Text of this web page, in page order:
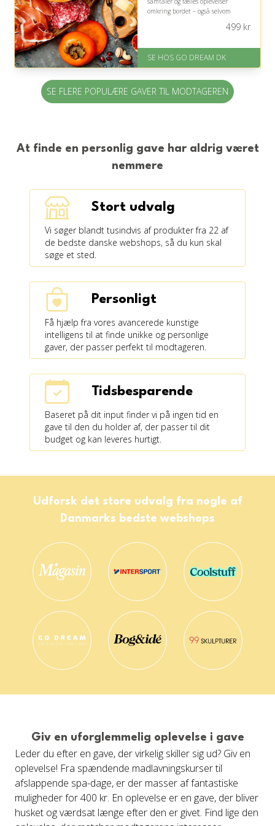
omkring bordet – også selvom
På lager
Levering: E-gavekort kan leveres
499kr
SE HOS GO DREAM DK
SE FLERE POPULÆRE GAVER TIL MODTAGEREN
At finde en personlig gave har aldrig været
nemmere
Stort udvalg
Vi søger blandt tusindvis af produkter fra 22 af
de bedste danske webshops, så du kun skal
søge et sted.
Personligt
Få hjælp fra vores avancerede kunstige
intelligens til at finde unikke og personlige
gaver, der passer perfekt til modtageren.
Tidsbesparende
Baseret på dit input finder vi på ingen tid en
gave til den du holder af, der passer til dit
budget og kan leveres hurtigt.
Udforsk det store udvalg fra nogle af
Danmarks bedste webshops
Giv en uforglemmelig oplevelse i gave
Leder du efter en gave, der virkelig skiller sig ud? Giv en
oplevelse! Fra spændende madlavningskurser til
afslappende spa-dage, er der masser af fantastiske
muligheder for 400 kr. En oplevelse er en gave, der bliver
husket og værdsat længe efter den er givet. Find lige den